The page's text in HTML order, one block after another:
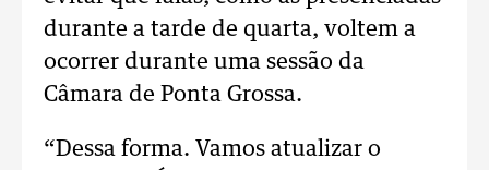
durante a tarde de quarta, voltem a
ocorrer durante uma sessão da
Câmara de Ponta Grossa.
“Dessa forma. Vamos atualizar o